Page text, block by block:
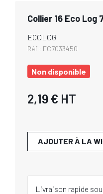
Collier 16 Eco Log
ECOLOG
Réf : EC7033450
Non disponible
2,19 € HT
AJOUTER À LA
Livraison rapide